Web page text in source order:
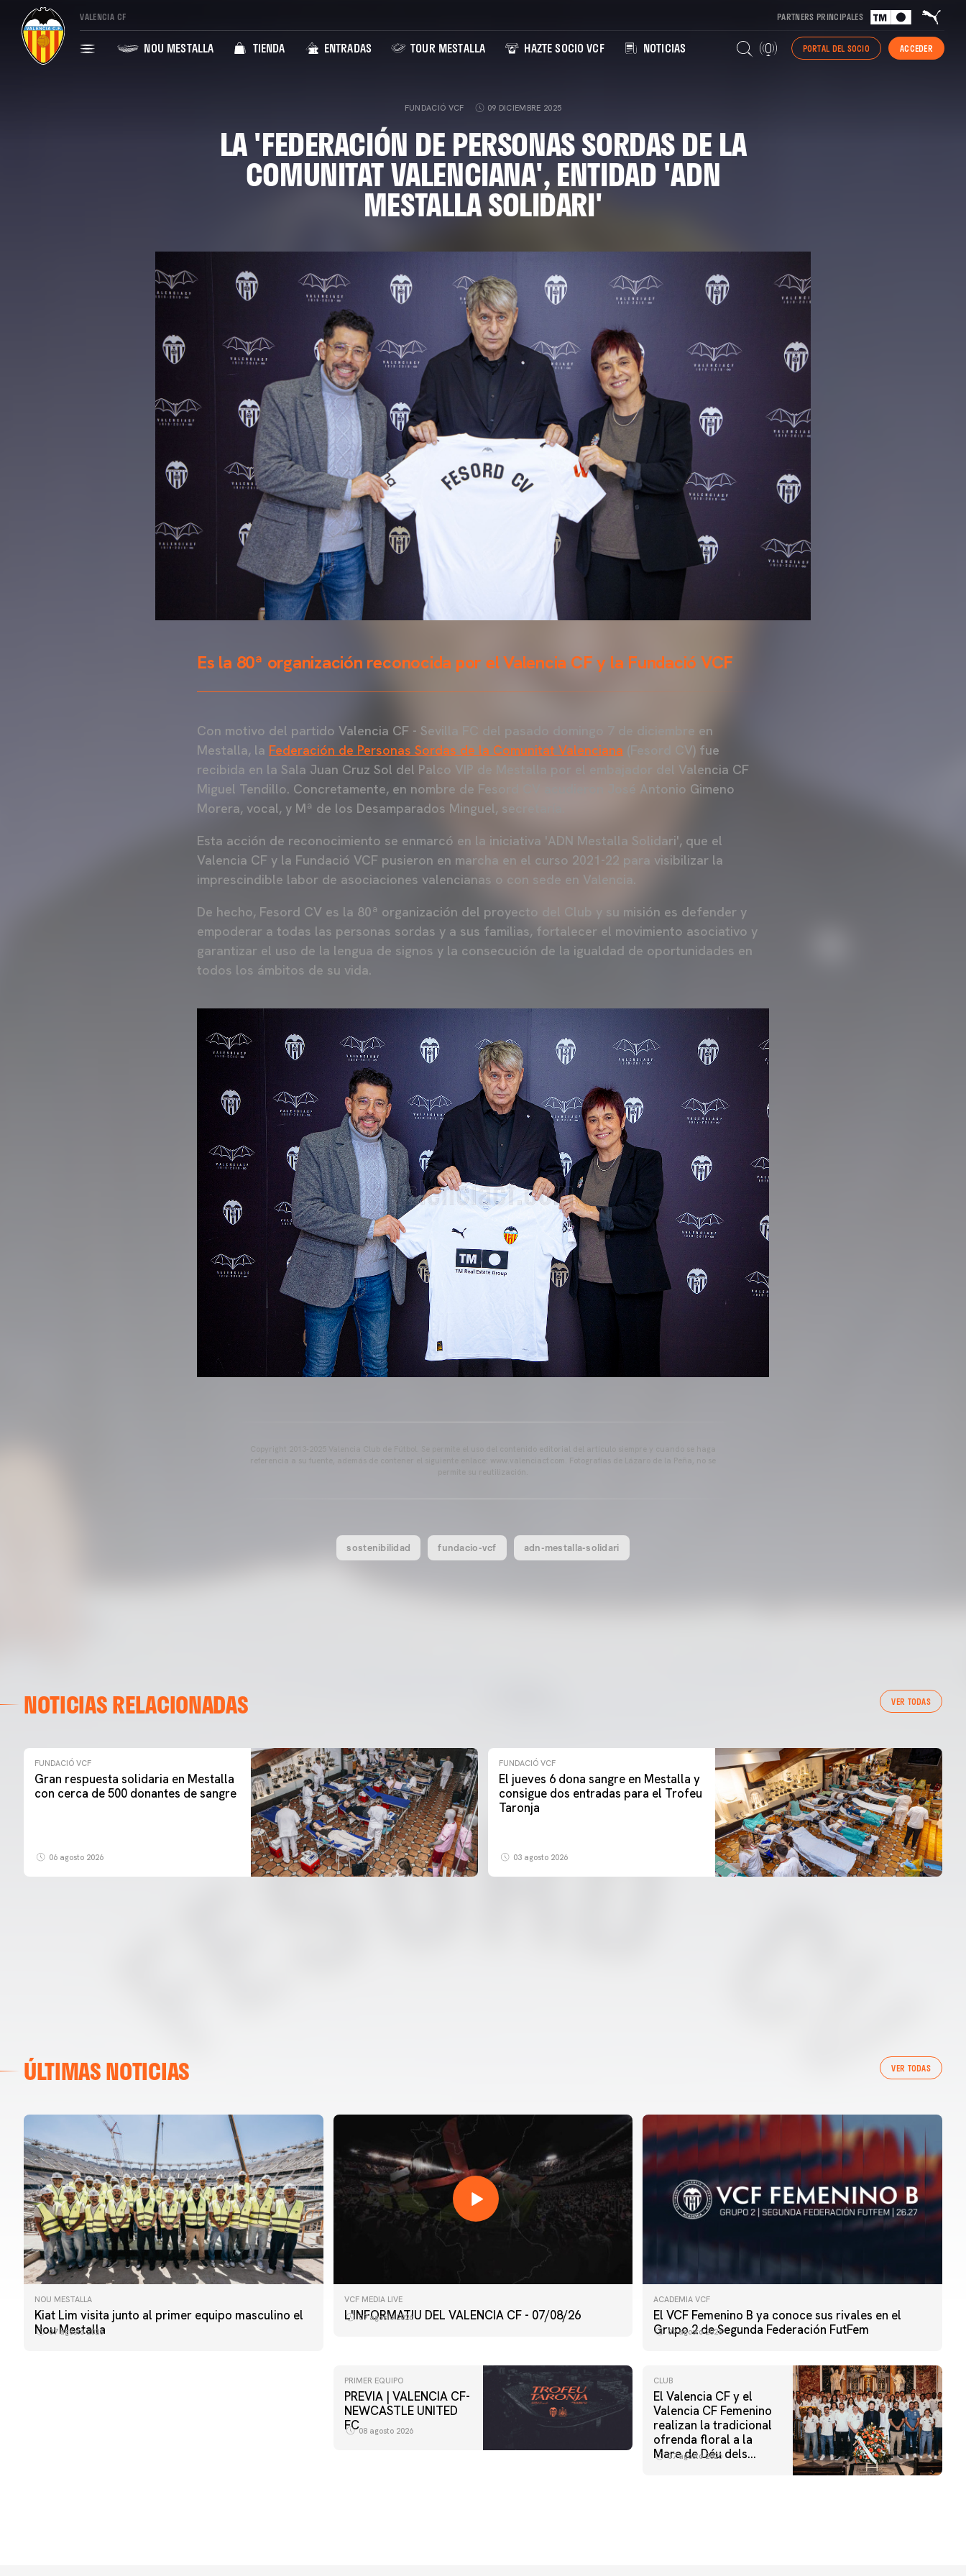
VALENCIA CF PARTNERS PRINCIPALES
NOU MESTALLA TIENDA ENTRADAS TOUR MESTALLA HAZTE SOCIO VCF NOTICIAS PORTAL DEL SOCIO ACCEDER
FUNDACIÓ VCF 09 DICIEMBRE 2025
LA 'FEDERACIÓN DE PERSONAS SORDAS DE LA
COMUNITAT VALENCIANA', ENTIDAD 'ADN
MESTALLA SOLIDARI'
Es la 80ª organización reconocida por el Valencia CF y la Fundació VCF
Con motivo del partido Valencia CF - Sevilla FC del pasado domingo 7 de diciembre en
Mestalla, la Federación de Personas Sordas de la Comunitat Valenciana (Fesord CV) fue
recibida en la Sala Juan Cruz Sol del Palco VIP de Mestalla por el embajador del Valencia CF
Miguel Tendillo. Concretamente, en nombre de Fesord CV acudieron José Antonio Gimeno
Morera, vocal, y Mª de los Desamparados Minguel, secretaría.
Esta acción de reconocimiento se enmarcó en la iniciativa 'ADN Mestalla Solidari', que el
Valencia CF y la Fundació VCF pusieron en marcha en el curso 2021-22 para visibilizar la
imprescindible labor de asociaciones valencianas o con sede en Valencia.
De hecho, Fesord CV es la 80ª organización del proyecto del Club y su misión es defender y
empoderar a todas las personas sordas y a sus familias, fortalecer el movimiento asociativo y
garantizar el uso de la lengua de signos y la consecución de la igualdad de oportunidades en
todos los ámbitos de su vida.
Copyright 2013-2025 Valencia Club de Fútbol. Se permite el uso del contenido editorial del artículo siempre y cuando se haga
referencia a su fuente, además de contener el siguiente enlace: www.valenciacf.com. Fotografías de Lázaro de la Peña, no se
permite su reutilización.
sostenibilidad fundacio-vcf adn-mestalla-solidari
NOTICIAS RELACIONADAS VER TODAS
FUNDACIÓ VCF
Gran respuesta solidaria en Mestalla
con cerca de 500 donantes de sangre
06 agosto 2026
FUNDACIÓ VCF
El jueves 6 dona sangre en Mestalla y
consigue dos entradas para el Trofeu
Taronja
03 agosto 2026
ÚLTIMAS NOTICIAS VER TODAS
NOU MESTALLA
Kiat Lim visita junto al primer equipo masculino el
Nou Mestalla
07 agosto 2026
VCF MEDIA LIVE
L'INFORMATIU DEL VALENCIA CF - 07/08/26
07 agosto 2026
ACADEMIA VCF
El VCF Femenino B ya conoce sus rivales en el
Grupo 2 de Segunda Federación FutFem
07 agosto 2026
PRIMER EQUIPO
ENTRENAMIENTO DEL VALENCIA CF 7/8/2026
PRIMER EQUIPO
PREVIA | VALENCIA CF-
NEWCASTLE UNITED
FC08 agosto 2026
CLUB
El Valencia CF y el
Valencia CF Femenino
realizan la tradicional
ofrenda floral a la
Mare de Déu dels
07 agosto 2026